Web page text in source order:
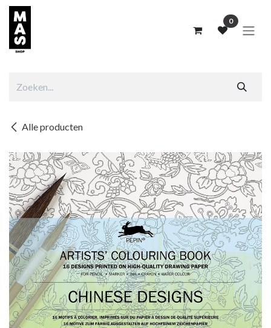
Overslaan naar inhoud
0
Alle producten